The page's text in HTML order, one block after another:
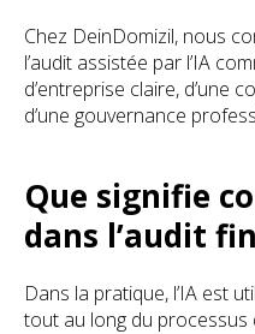
Chez DeinDomizil, nous
l’audit assistée par l’IA
d’entreprise claire, d’une
d’une gouvernance
Que signifie
dans l’audit
Dans la pratique, l’IA est
tout au long du processus